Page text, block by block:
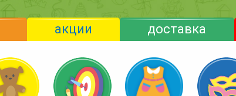
акции доставка